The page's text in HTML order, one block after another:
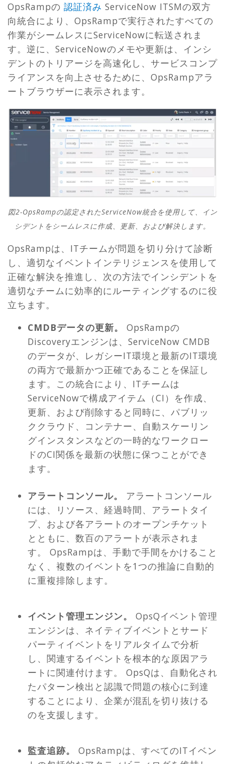
OpsRampの 認証済み ServiceNow ITSMの双方
向統合により、OpsRampで実行されたすべての
作業がシームレスにServiceNowに転送されま
す。逆に、ServiceNowのメモや更新は、インシ
デントのトリアージを高速化し、サービスコンプ
ライアンスを向上させるために、OpsRampアラ
ートブラウザーに表示されます。
図2-OpsRampの認定されたServiceNow統合を使用して、イン
シデントをシームレスに作成、更新、および解決します。
OpsRampは、ITチームが問題を切り分けて診断
し、適切なイベントインテリジェンスを使用して
正確な解決を推進し、次の方法でインシデントを
適切なチームに効率的にルーティングするのに役
立ちます。
CMDBデータの更新。 OpsRampの
Discoveryエンジンは、ServiceNow CMDB
のデータが、レガシーIT環境と最新のIT環境
の両方で最新かつ正確であることを保証し
ます。この統合により、ITチームは
ServiceNowで構成アイテム（CI）を作成、
更新、および削除すると同時に、パブリッ
ククラウド、コンテナー、自動スケーリン
グインスタンスなどの一時的なワークロー
ドのCI関係を最新の状態に保つことができ
ます。
アラートコンソール。
アラートコンソール
には、リソース、経過時間、アラートタイ
プ、および各アラートのオープンチケット
とともに、数百のアラートが表示されま
す。 OpsRampは、手動で手間をかけること
なく、複数のイベントを1つの推論に自動的
に重複排除します。
イベント管理エンジン。
OpsQイベント管理
エンジンは、ネイティブイベントとサード
パーティイベントをリアルタイムで分析
し、関連するイベントを根本的な原因アラ
ートに関連付けます。 OpsQは、自動化され
たパターン検出と認識で問題の核心に到達
することにより、企業が混乱を切り抜ける
のを支援します。
監査追跡。
OpsRampは、すべてのITイベン